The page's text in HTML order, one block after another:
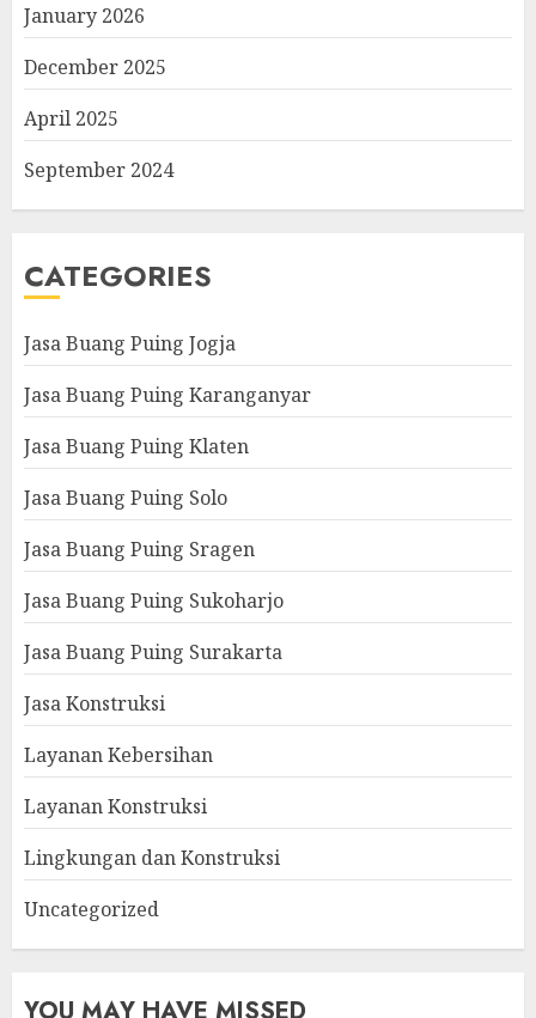
January 2026
December 2025
April 2025
September 2024
CATEGORIES
Jasa Buang Puing Jogja
Jasa Buang Puing Karanganyar
Jasa Buang Puing Klaten
Jasa Buang Puing Solo
Jasa Buang Puing Sragen
Jasa Buang Puing Sukoharjo
Jasa Buang Puing Surakarta
Jasa Konstruksi
Layanan Kebersihan
Layanan Konstruksi
Lingkungan dan Konstruksi
Uncategorized
YOU MAY HAVE MISSED